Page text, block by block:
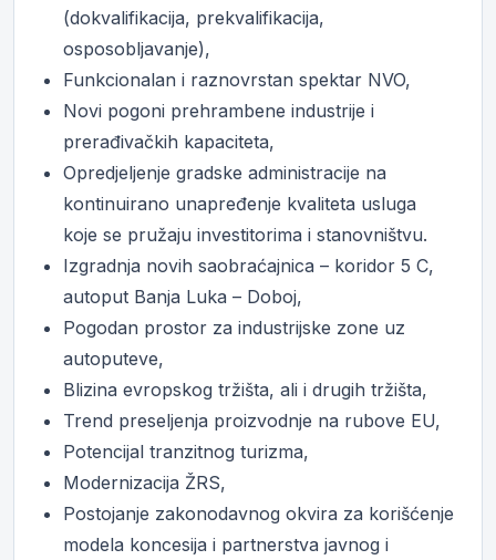
(dokvalifikacija, prekvalifikacija,
osposobljavanje),
Funkcionalan i raznovrstan spektar NVO,
Novi pogoni prehrambene industrije i
prerađivačkih kapaciteta,
Opredjeljenje gradske administracije na
kontinuirano unapređenje kvaliteta usluga
koje se pružaju investitorima i stanovništvu.
Izgradnja novih saobraćajnica – koridor 5 C,
autoput Banja Luka – Doboj,
Pogodan prostor za industrijske zone uz
autoputeve,
Blizina evropskog tržišta, ali i drugih tržišta,
Trend preseljenja proizvodnje na rubove EU,
Potencijal tranzitnog turizma,
Modernizacija ŽRS,
Postojanje zakonodavnog okvira za korišćenje
modela koncesija i partnerstva javnog i